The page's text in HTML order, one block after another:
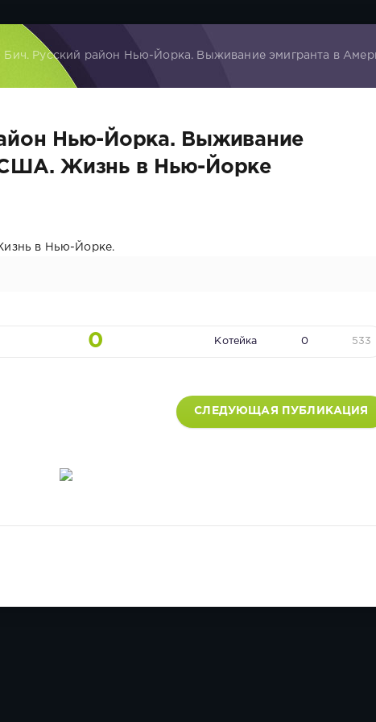
Бич. Русский район Нью-Йорка. Выживание эмигранта в
Нью-Йорка. Выживание
США. Жизнь в Нью-Йорке
в Нью-Йорке.
0 Котейка 0 533
СЛЕДУЮЩАЯ ПУБЛИКАЦИЯ